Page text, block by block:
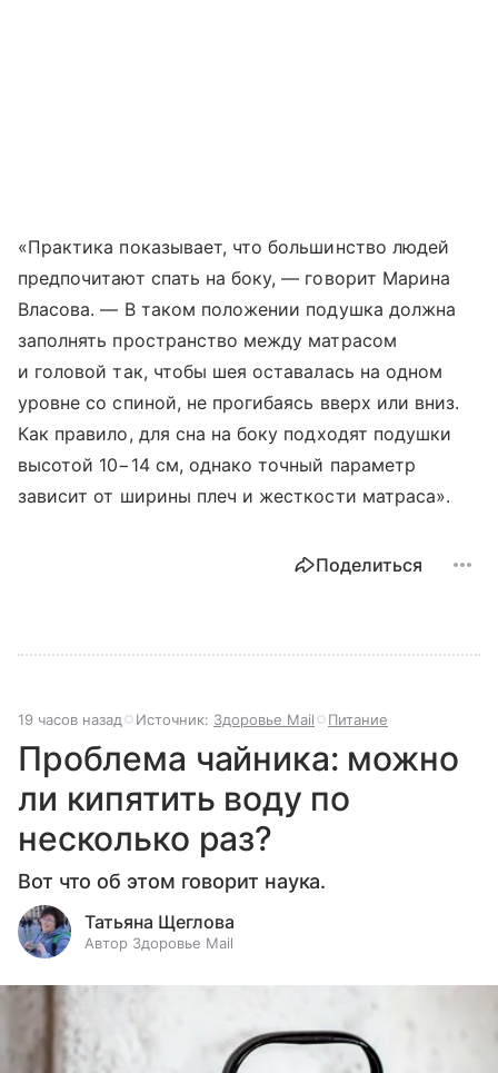
«Практика показывает, что большинство людей
предпочитают спать на боку, — говорит Марина
Власова. — В таком положении подушка должна
заполнять пространство между матрасом
и головой так, чтобы шея оставалась на одном
уровне со спиной, не прогибаясь вверх или вниз.
Как правило, для сна на боку подходят подушки
высотой 10−14 см, однако точный параметр
зависит от ширины плеч и жесткости матраса».
Поделиться
19 часов назад Источник: Здоровье Mail Питание
Проблема чайника: можно
ли кипятить воду по
несколько раз?
Вот что об этом говорит наука.
Татьяна Щеглова
Автор Здоровье Mail